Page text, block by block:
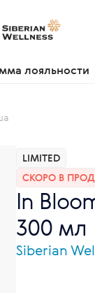
лояльности
LIMITED
СКОРО В
In
300 мл
Siberian